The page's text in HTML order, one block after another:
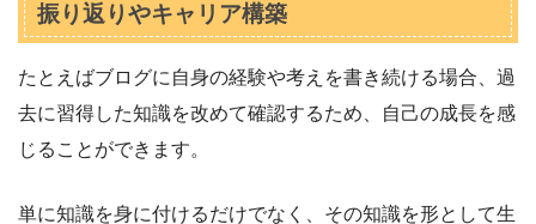
振り返りやキャリア構築
たとえばブログに自身の経験や考えを書き続ける場合、過
去に習得した知識を改めて確認するため、自己の成長を感
じることができます。
単に知識を身に付けるだけでなく、その知識を形として生